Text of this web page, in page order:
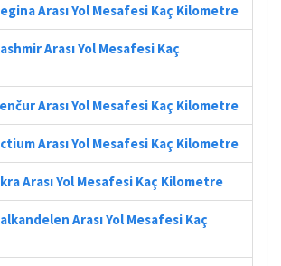
Arası Yol Mesafesi Kaç Kilometre
Arası Yol Mesafesi Kaç
Arası Yol Mesafesi Kaç Kilometre
Arası Yol Mesafesi Kaç Kilometre
Arası Yol Mesafesi Kaç Kilometre
Arası Yol Mesafesi Kaç